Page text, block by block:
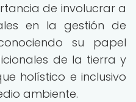
de involucrar a
en la gestión de
su papel
de la tierra y
holístico e inclusivo
ambiente.